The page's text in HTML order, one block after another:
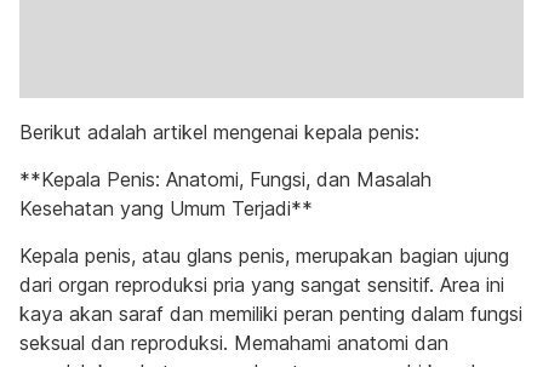
Berikut adalah artikel mengenai kepala penis:
**Kepala Penis: Anatomi, Fungsi, dan Masalah
Kesehatan yang Umum Terjadi**
Kepala penis, atau glans penis, merupakan bagian ujung
dari organ reproduksi pria yang sangat sensitif. Area ini
kaya akan saraf dan memiliki peran penting dalam fungsi
seksual dan reproduksi. Memahami anatomi dan